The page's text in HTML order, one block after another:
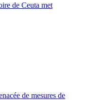
de Ceuta met
de mesures de